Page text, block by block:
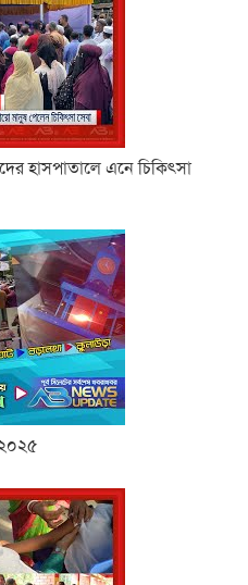
হাসপাতালে এনে চিকিৎসা